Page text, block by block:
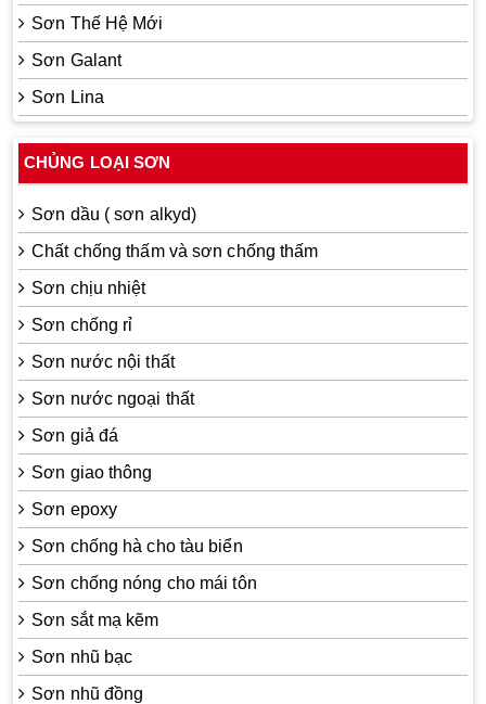
Sơn Thế Hệ Mới
Sơn Galant
Sơn Lina
CHỦNG LOẠI SƠN
Sơn dầu ( sơn alkyd)
Chất chống thấm và sơn chống thấm
Sơn chịu nhiệt
Sơn chống rỉ
Sơn nước nội thất
Sơn nước ngoại thất
Sơn giả đá
Sơn giao thông
Sơn epoxy
Sơn chống hà cho tàu biển
Sơn chống nóng cho mái tôn
Sơn sắt mạ kẽm
Sơn nhũ bạc
Sơn nhũ đồng